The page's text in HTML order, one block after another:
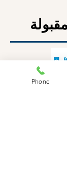
Phone